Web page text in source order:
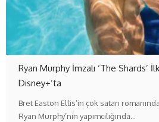
Ryan Murphy İmzalı ‘The Shards’
Disney+’ta
Bret Easton Ellis’in çok satan
Ryan Murphy’nin yapımcılığında…